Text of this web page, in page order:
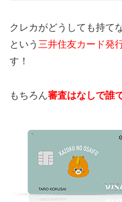
クレカがどうしても持て
という 三井住友カード発
す！
もちろん審査はなしで誰